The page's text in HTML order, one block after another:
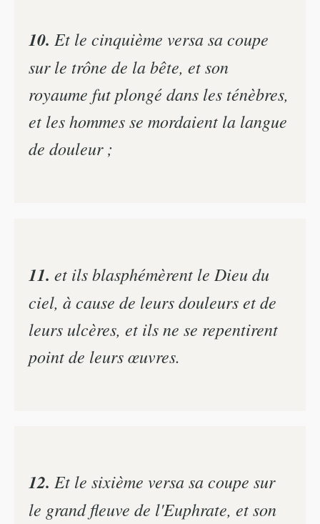
10. Et le cinquième versa sa coupe
sur le trône de la bête, et son
royaume fut plongé dans les ténèbres,
et les hommes se mordaient la langue
de douleur ;
11. et ils blasphémèrent le Dieu du
ciel, à cause de leurs douleurs et de
leurs ulcères, et ils ne se repentirent
point de leurs œuvres.
12. Et le sixième versa sa coupe sur
le grand fleuve de l'Euphrate, et son